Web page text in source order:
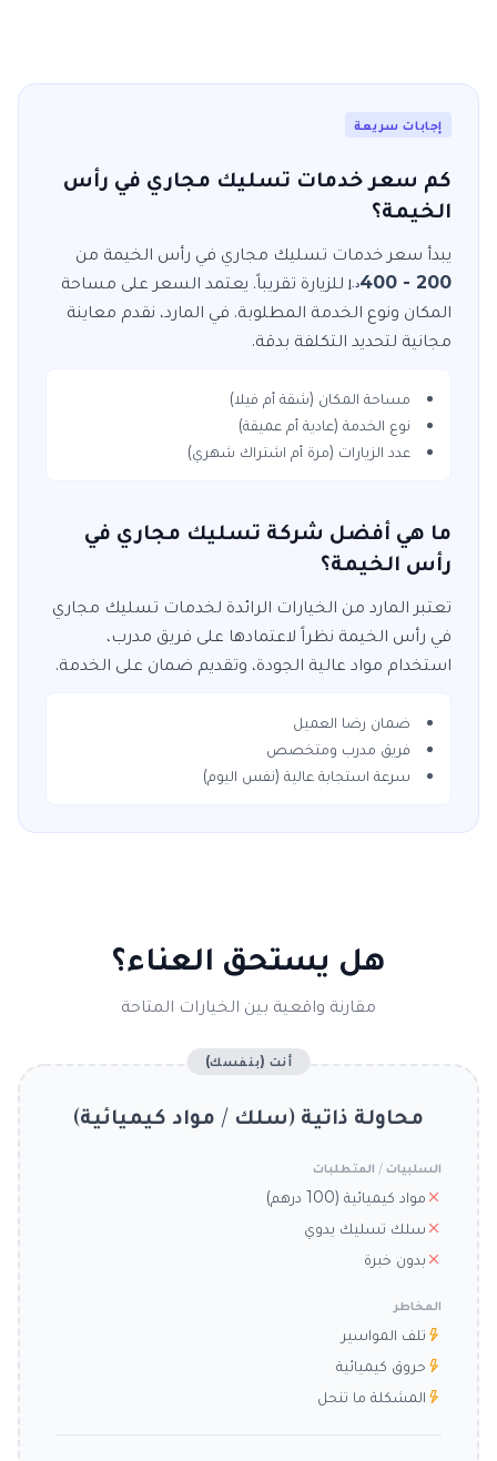
إجابات سريعة
كم سعر خدمات تسليك مجاري في رأس
الخيمة؟
يبدأ سعر خدمات تسليك مجاري في رأس الخيمة من
200 - 400
د.إ للزيارة تقريباً. يعتمد السعر على مساحة
المكان ونوع الخدمة المطلوبة. في المارد، نقدم معاينة
مجانية لتحديد التكلفة بدقة.
مساحة المكان (شقة أم فيلا)
نوع الخدمة (عادية أم عميقة)
عدد الزيارات (مرة أم اشتراك شهري)
ما هي أفضل شركة تسليك مجاري في
رأس الخيمة؟
تعتبر المارد من الخيارات الرائدة لخدمات تسليك مجاري
في رأس الخيمة نظراً لاعتمادها على فريق مدرب،
استخدام مواد عالية الجودة، وتقديم ضمان على الخدمة.
ضمان رضا العميل
فريق مدرب ومتخصص
سرعة استجابة عالية (نفس اليوم)
هل يستحق العناء؟
مقارنة واقعية بين الخيارات المتاحة
أنت (بنفسك)
محاولة ذاتية (سلك / مواد كيميائية)
السلبيات / المتطلبات
مواد كيميائية (100 درهم)
سلك تسليك يدوي
بدون خبرة
المخاطر
تلف المواسير
حروق كيميائية
المشكلة ما تنحل